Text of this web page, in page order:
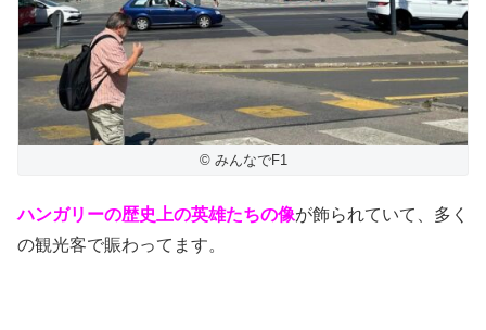
© みんなでF1
ハンガリーの歴史上の英雄たちの像が飾られていて、多く
の観光客で賑わってます。